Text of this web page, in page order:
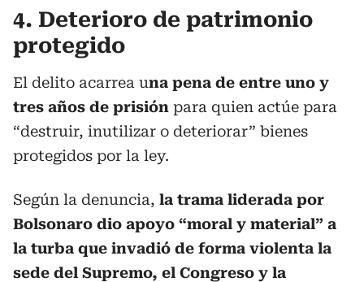
4. Deterioro de patrimonio
protegido
El delito acarrea una pena de entre uno y
tres años de prisión para quien actúe para
“destruir, inutilizar o deteriorar” bienes
protegidos por la ley.
Según la denuncia, la trama liderada por
Bolsonaro dio apoyo “moral y material” a
la turba que invadió de forma violenta la
sede del Supremo, el Congreso y la